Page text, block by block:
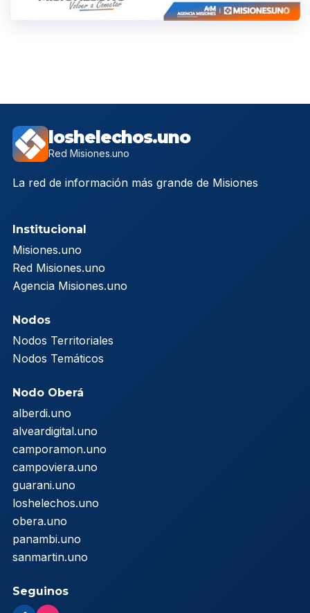
loshelechos.uno
Red Misiones.uno
La red de información más grande de Misiones
Institucional
Misiones.uno
Red Misiones.uno
Agencia Misiones.uno
Nodos
Nodos Territoriales
Nodos Temáticos
Nodo Oberá
alberdi.uno
alveardigital.uno
camporamon.uno
campoviera.uno
guarani.uno
loshelechos.uno
obera.uno
panambi.uno
sanmartin.uno
Seguinos